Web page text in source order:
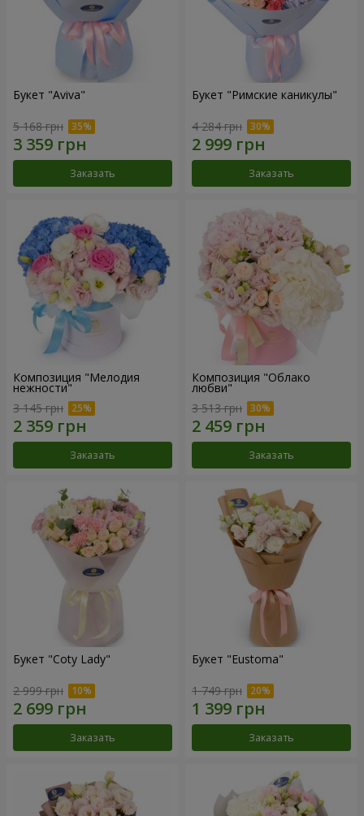
Букет "Aviva"
5 168 грн
Заказать
Букет "Римские каникулы"
4 284 грн
Заказать
Композиция "Мелодия
нежности"
3 145 грн
Заказать
Композиция "Облако
любви"
3 513 грн
Заказать
Букет "Coty Lady"
2 999 грн
Заказать
Букет "Eustoma"
1 749 грн
Заказать